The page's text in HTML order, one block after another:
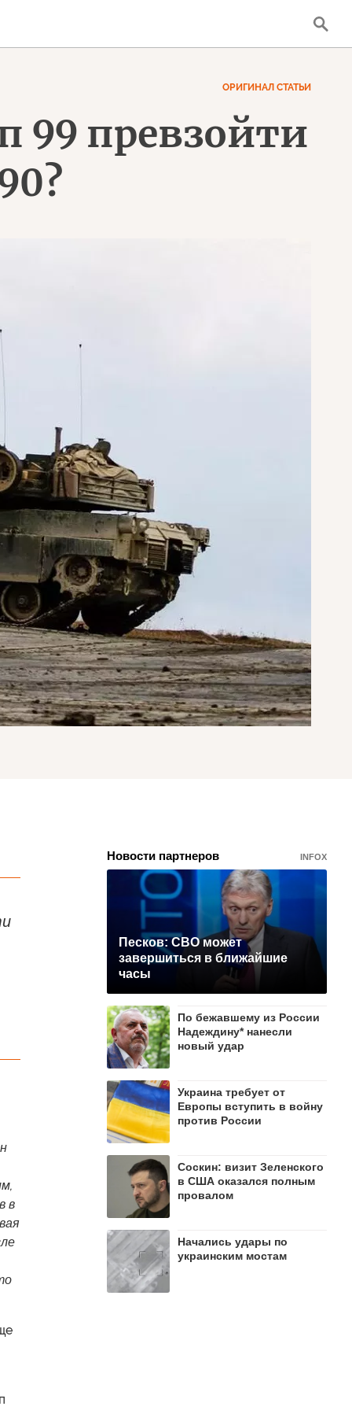
ОРИГИНАЛ СТАТЬИ
99 превзойти
в
Новости партнеров INFOX
Песков: СВО может
завершиться в ближайшие
часы
По бежавшему из России
Надеждину* нанесли
новый удар
Украина требует от
Европы вступить в войну
против России
Соскин: визит Зеленского
в США оказался полным
провалом
Начались удары по
украинским мостам